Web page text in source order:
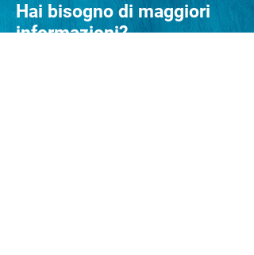
Hai bisogno di maggiori
informazioni?